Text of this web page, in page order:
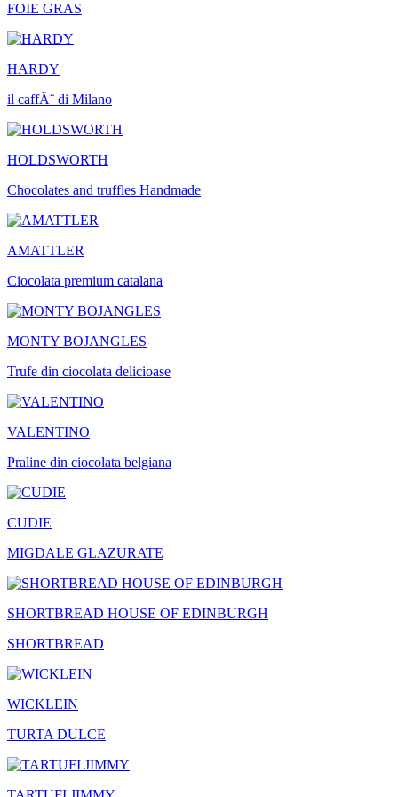
FOIE GRAS
HARDY
il caffÃ¨ di Milano
HOLDSWORTH
Chocolates and truffles Handmade
AMATTLER
Ciocolata premium catalana
MONTY BOJANGLES
Trufe din ciocolata delicioase
VALENTINO
Praline din ciocolata belgiana
CUDIE
MIGDALE GLAZURATE
SHORTBREAD HOUSE OF EDINBURGH
SHORTBREAD
WICKLEIN
TURTA DULCE